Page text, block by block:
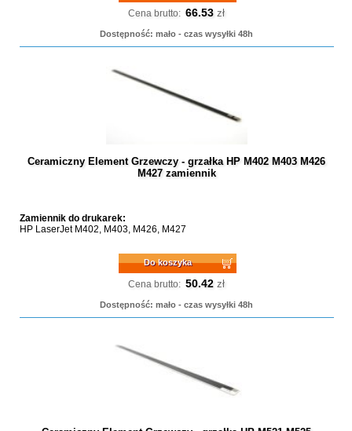
Cena brutto: 66.53 zł
Dostępność: mało - czas wysyłki 48h
Ceramiczny Element Grzewczy - grzałka HP M402 M403 M426
M427 zamiennik
Zamiennik do drukarek:
HP LaserJet M402, M403, M426, M427
Do koszyka
Cena brutto: 50.42 zł
Dostępność: mało - czas wysyłki 48h